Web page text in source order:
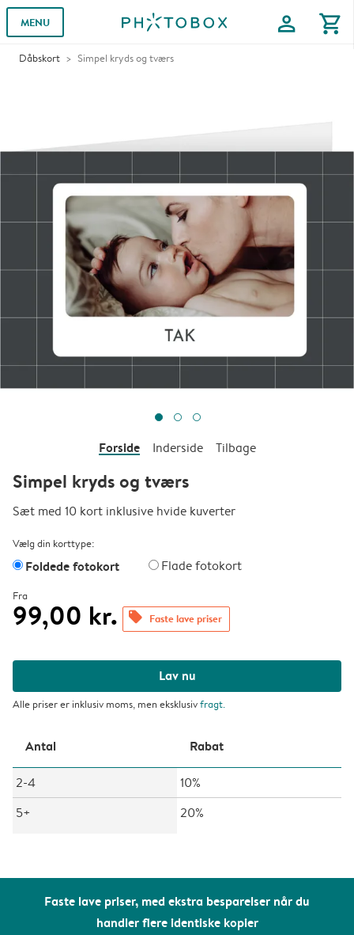
MENU profile shopping_cart
Dåbskort Simpel kryds og tværs
Faste lave priser, med ekstra besparelser når du
handler flere identiske kopier
Forside Inderside Tilbage
Simpel kryds og tværs
Sæt med 10 kort inklusive hvide kuverter
Vælg din korttype:
Foldede fotokort Flade fotokort
Fra
99,00 kr. offers Faste lave priser
Lav nu
Alle priser er inklusiv moms, men eksklusivfragt.
Antal Rabat
2-4
10%
5+
20%